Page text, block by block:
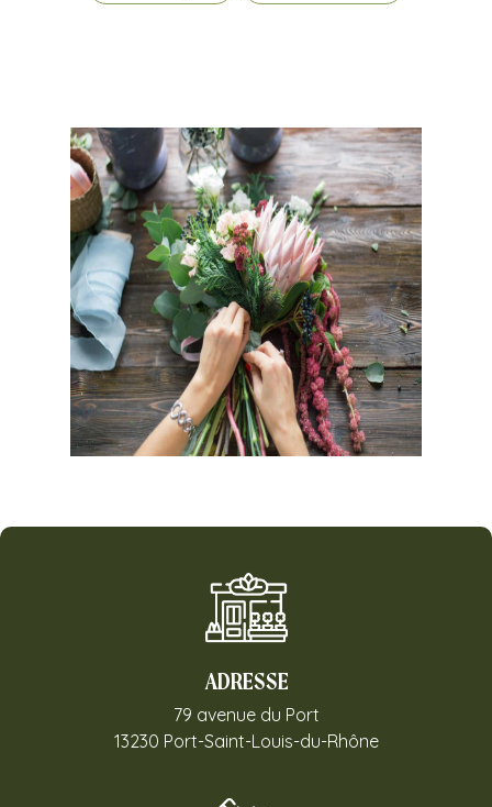
ADRESSE
79 avenue du Port
13230 Port-Saint-Louis-du-Rhône